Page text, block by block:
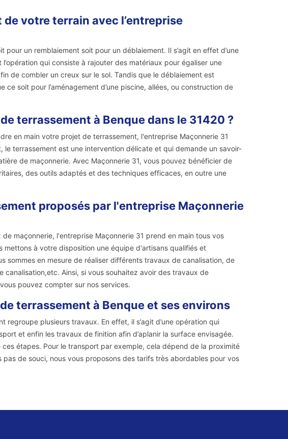
votre terrain avec l’entreprise
pour un remblaiement soit pour un déblaiement. Il s’agit en effet d’une
qui consiste à rajouter des matériaux pour égaliser une
de combler un creux sur le sol. Tandis que le déblaiement est
ce soit pour l’aménagement d’une piscine, allées, ou construction de
terrassement à Benque dans le 31420 ?
en main votre projet de terrassement, l'entreprise Maçonnerie 31
terrassement est une intervention délicate et qui demande un savoir-
de maçonnerie. Avec Maçonnerie 31, vous pouvez bénéficier de
des outils adaptés et des techniques efficaces, en outre une
proposés par l'entreprise Maçonnerie
maçonnerie, l'entreprise Maçonnerie 31 prend en main tous vos
à votre disposition une équipe d'artisans qualifiés et
sommes en mesure de réaliser différents travaux de canalisation, de
Ainsi, si vous souhaitez avoir des travaux de
pouvez compter sur nos services.
terrassement à Benque et ses environs
plusieurs travaux. En effet, il s’agit d’une opération qui
et enfin les travaux de finition afin d’aplanir la surface envisagée.
étapes. Pour le transport par exemple, cela dépend de la proximité
de souci, nous vous proposons des tarifs très abordables pour vos